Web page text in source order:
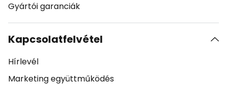
Gyártói garanciák
Kapcsolatfelvétel
Hírlevél
Marketing együttműködés